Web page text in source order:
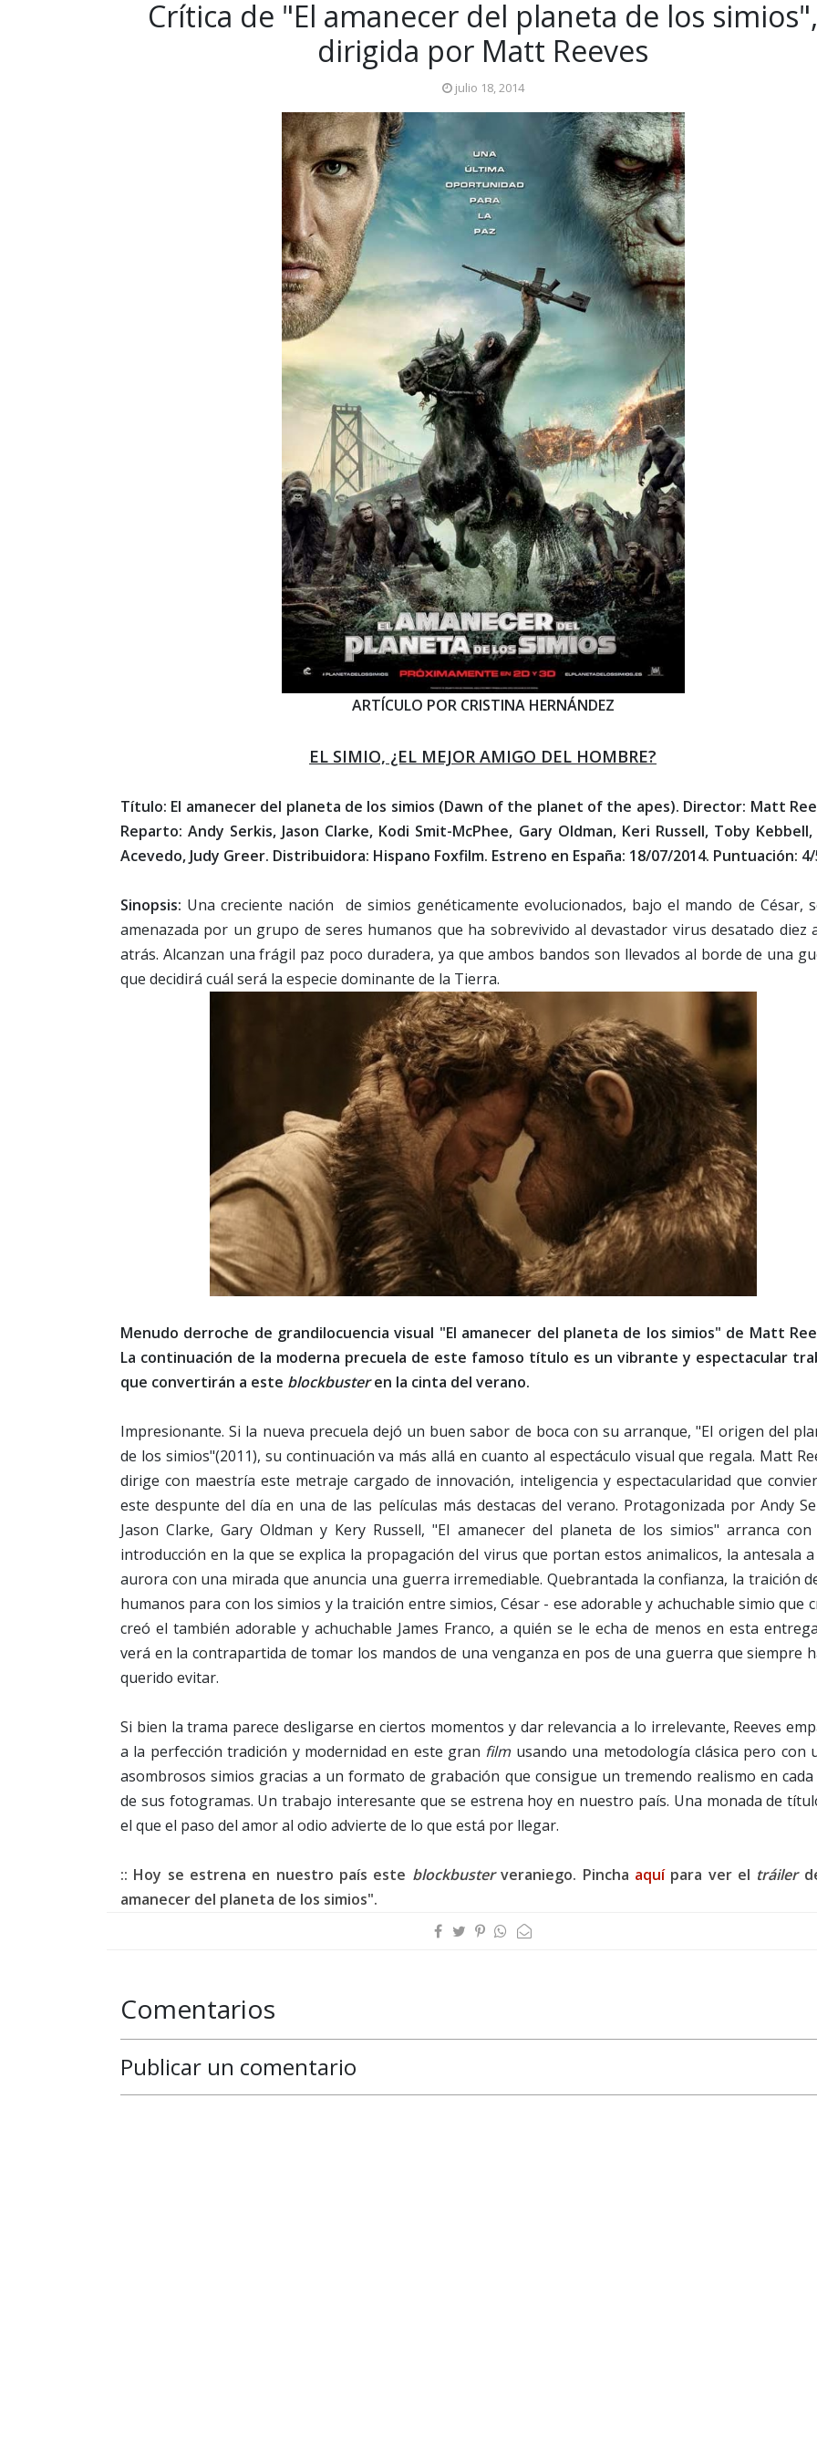
Crítica de "El amanecer del planeta de los simios",
dirigida por Matt Reeves
julio 18, 2014
ARTÍCULO POR CRISTINA HERNÁNDEZ
EL SIMIO, ¿EL MEJOR AMIGO DEL HOMBRE?
Título: El amanecer del planeta de los simios (Dawn of the planet of the apes). Director: Matt
Reparto: Andy Serkis, Jason Clarke, Kodi Smit-McPhee, Gary Oldman, Keri Russell, Toby
Acevedo, Judy Greer. Distribuidora: Hispano Foxfilm. Estreno en España: 18/07/2014. Puntuación:
Sinopsis: Una creciente nación de simios genéticamente evolucionados, bajo el mando de César,
amenazada por un grupo de seres humanos que ha sobrevivido al devastador virus desatado diez
atrás. Alcanzan una frágil paz poco duradera, ya que ambos bandos son llevados al borde de una
que decidirá cuál será la especie dominante de la Tierra.
Menudo derroche de grandilocuencia visual "El amanecer del planeta de los simios" de Matt
La continuación de la moderna precuela de este famoso título es un vibrante y espectacular
que convertirán a este blockbusteren la cinta del verano.
Impresionante. Si la nueva precuela dejó un buen sabor de boca con su arranque, "El origen del
de los simios"(2011), su continuación va más allá en cuanto al espectáculo visual que regala. Matt
dirige con maestría este metraje cargado de innovación, inteligencia y espectacularidad que
este despunte del día en una de las películas más destacas del verano. Protagonizada por Andy
Jason Clarke, Gary Oldman y Kery Russell, "El amanecer del planeta de los simios" arranca
introducción en la que se explica la propagación del virus que portan estos animalicos, la antesala
aurora con una mirada que anuncia una guerra irremediable. Quebrantada la confianza, la traición
humanos para con los simios y la traición entre simios, César - ese adorable y achuchable simio que
creó el también adorable y achuchable James Franco, a quién se le echa de menos en esta
verá en la contrapartida de tomar los mandos de una venganza en pos de una guerra que siempre
querido evitar.
Si bien la trama parece desligarse en ciertos momentos y dar relevancia a lo irrelevante, Reeves
a la perfección tradición y modernidad en este gran film usando una metodología clásica pero con
asombrosos simios gracias a un formato de grabación que consigue un tremendo realismo en
de sus fotogramas. Un trabajo interesante que se estrena hoy en nuestro país. Una monada de
el que el paso del amor al odio advierte de lo que está por llegar.
:: Hoy se estrena en nuestro país este blockbusterveraniego. Pincha aquípara ver el tráiler
amanecer del planeta de los simios".
Comentarios
Publicar un comentario